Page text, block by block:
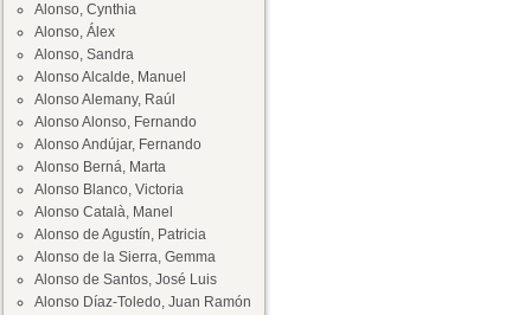
Alonso, Cynthia
Alonso, Álex
Alonso, Sandra
Alonso Alcalde, Manuel
Alonso Alemany, Raúl
Alonso Alonso, Fernando
Alonso Andújar, Fernando
Alonso Berná, Marta
Alonso Blanco, Victoria
Alonso Català, Manel
Alonso de Agustín, Patricia
Alonso de la Sierra, Gemma
Alonso de Santos, José Luis
Alonso Díaz-Toledo, Juan Ramón